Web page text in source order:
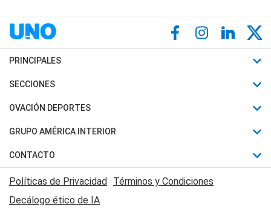
PRINCIPALES
Últimas Noticias
Política
Judiciales
Economia
SECCIONES
Horóscopo
Motores
Trucos caseros
Series y Películas
Edictos y Solicitadas
OVACIÓN DEPORTES
Fútbol
Mundial
Automovilismo
Rugby
GRUPO AMÉRICA INTERIOR
Canal 7 en Vivo
CONTACTO
Acerca de Nosotros
Contactanos
Políticas de Privacidad Términos y Condiciones
Decálogo ético de IA